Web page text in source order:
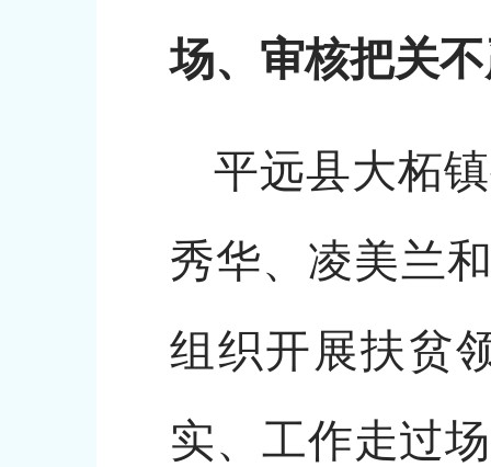
场、审核把关
平远县大柘
秀华、凌美兰
组织开展扶贫
实、工作走过